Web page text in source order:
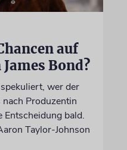
auf
Bond?
wer der
Produzentin
Entscheidung bald.
Taylor-Johnson